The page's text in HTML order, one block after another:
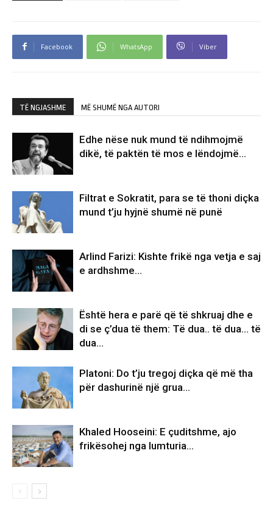
Facebook WhatsApp Viber
TË NGJASHME MË SHUMË NGA AUTORI
Edhe nëse nuk mund të ndihmojmë
dikë, të paktën të mos e lëndojmë…
Filtrat e Sokratit, para se të thoni diçka
mund t’ju hyjnë shumë në punë
Arlind Farizi: Kishte frikë nga vetja e saj
e ardhshme…
Është hera e parë që të shkruaj dhe e
di se ç’dua të them: Të dua.. të dua… të
dua…
Platoni: Do t’ju tregoj diçka që më tha
për dashurinë një grua…
Khaled Hooseini: E çuditshme, ajo
frikësohej nga lumturia…